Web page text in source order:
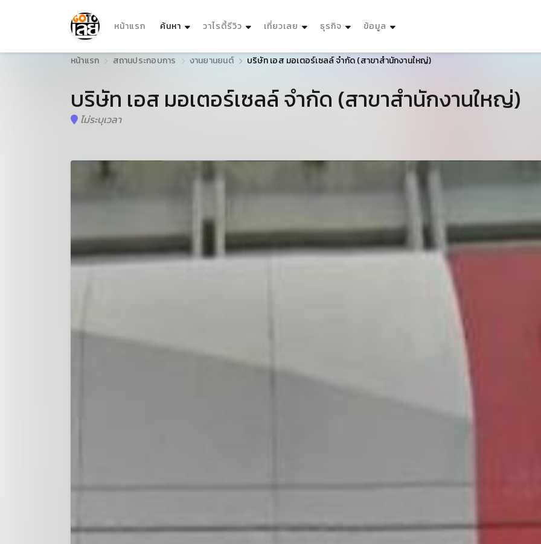
หน้าแรก ค้นหา (current)วาไรตี้รีวิว เที่ยวเลย ธุรกิจ ข้อมูล
หน้าแรก สถานประกอบการ งานยานยนต์ บริษัท เอส มอเตอร์เซลล์ จำกัด (สาขาสำนักงานใหญ่)
บริษัท เอส มอเตอร์เซลล์ จำกัด (สาขาสำนักงานใหญ่)
ไม่ระบุเวลา